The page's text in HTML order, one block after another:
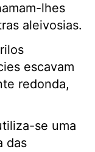
lhes
aleivosias.
escavam
redonda,
se uma
das